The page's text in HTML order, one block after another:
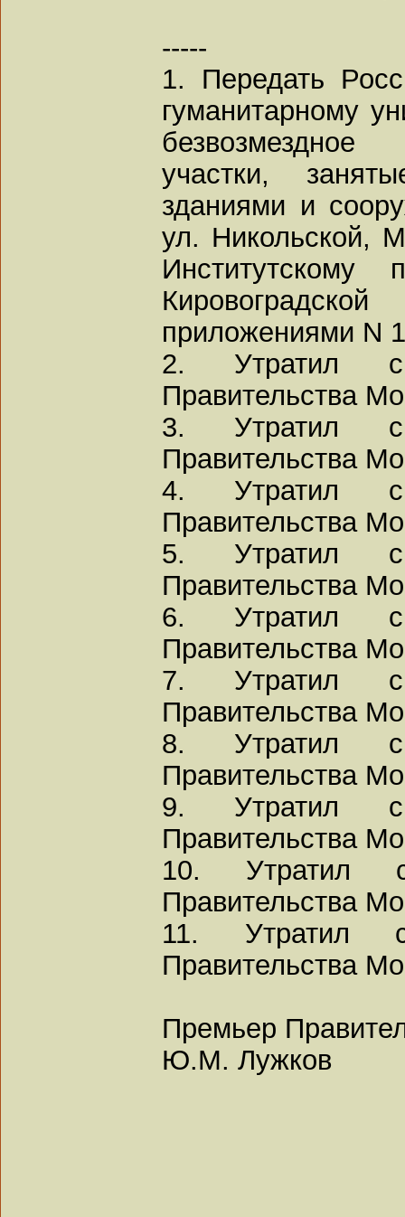
-----
1. Передать
гуманитарному
безвозмездное
участки,
зданиями и
ул. Никольской,
приложениями N
2. Утратил
Правительства
3. Утратил
Правительства
4. Утратил
Правительства
5. Утратил
Правительства
6. Утратил
Правительства
7. Утратил
Правительства
8. Утратил
Правительства
9. Утратил
Правительства
10. Утратил
Правительства
11. Утратил
Правительства
Премьер
Ю.М. Лужков